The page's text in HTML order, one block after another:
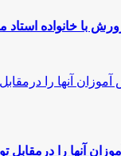
با خانواده
آنها را